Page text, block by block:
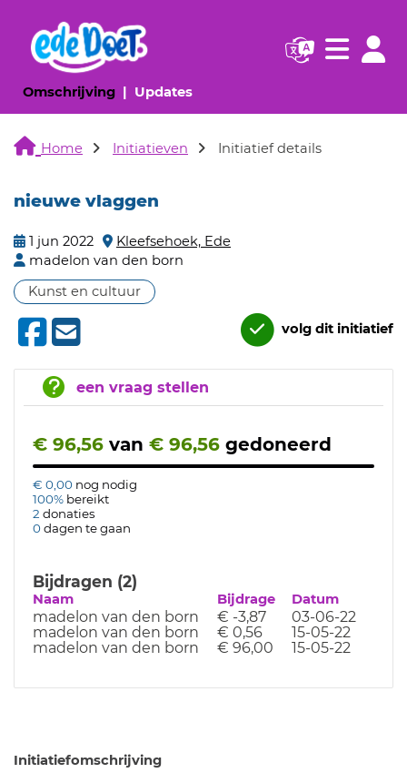
Omschrijving(huidige pagina)
Updates(huidige pagina)
Navigatie
Home Initiatieven Initiatief details
nieuwe vlaggen
1 jun 2022
Kleefsehoek, Ede
madelon van den born
Kunst en cultuur
volg dit initiatief
een vraag stellen
€ 96,56 van € 96,56 gedoneerd
€ 0,00 nog nodig
100% bereikt
2 donaties
0dagen te gaan
Bijdragen (2)
Naam Bijdrage Datum
madelon van den born € -3,87
03-06-22
madelon van den born
€ 0,56
15-05-22
madelon van den born
€ 96,00 15-05-22
Initiatiefomschrijving